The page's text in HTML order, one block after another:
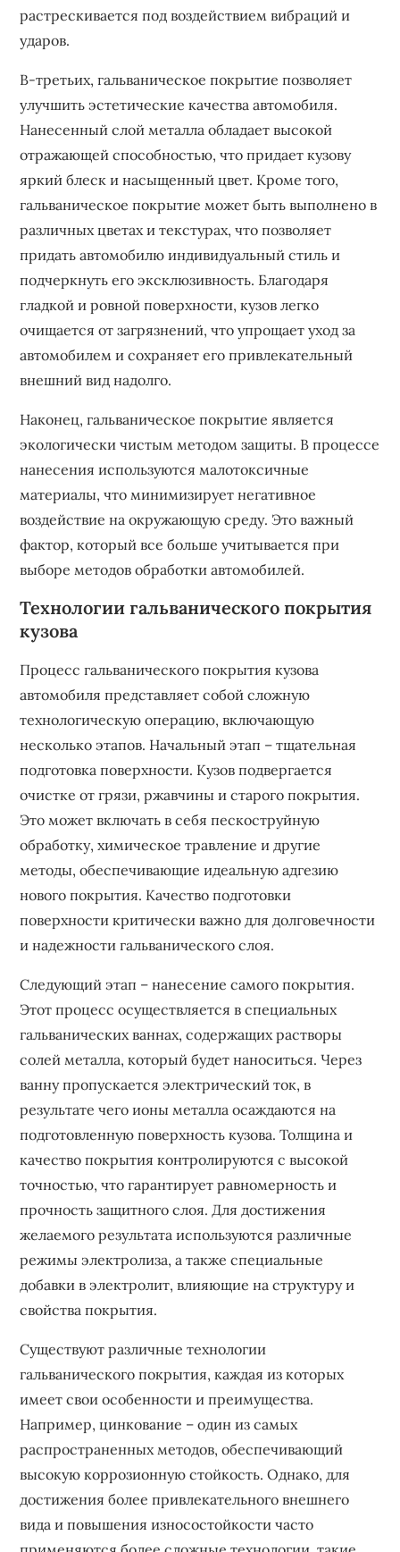
растрескивается под воздействием вибраций и
ударов.
В-третьих‚ гальваническое покрытие позволяет
улучшить эстетические качества автомобиля.
Нанесенный слой металла обладает высокой
отражающей способностью‚ что придает кузову
яркий блеск и насыщенный цвет. Кроме того‚
гальваническое покрытие может быть выполнено в
различных цветах и текстурах‚ что позволяет
придать автомобилю индивидуальный стиль и
подчеркнуть его эксклюзивность. Благодаря
гладкой и ровной поверхности‚ кузов легко
очищается от загрязнений‚ что упрощает уход за
автомобилем и сохраняет его привлекательный
внешний вид надолго.
Наконец‚ гальваническое покрытие является
экологически чистым методом защиты. В процессе
нанесения используются малотоксичные
материалы‚ что минимизирует негативное
воздействие на окружающую среду. Это важный
фактор‚ который все больше учитывается при
выборе методов обработки автомобилей.
Технологии гальванического покрытия
кузова
Процесс гальванического покрытия кузова
автомобиля представляет собой сложную
технологическую операцию‚ включающую
несколько этапов. Начальный этап – тщательная
подготовка поверхности. Кузов подвергается
очистке от грязи‚ ржавчины и старого покрытия.
Это может включать в себя пескоструйную
обработку‚ химическое травление и другие
методы‚ обеспечивающие идеальную адгезию
нового покрытия. Качество подготовки
поверхности критически важно для долговечности
и надежности гальванического слоя.
Следующий этап – нанесение самого покрытия.
Этот процесс осуществляется в специальных
гальванических ваннах‚ содержащих растворы
солей металла‚ который будет наноситься. Через
ванну пропускается электрический ток‚ в
результате чего ионы металла осаждаются на
подготовленную поверхность кузова. Толщина и
качество покрытия контролируются с высокой
точностью‚ что гарантирует равномерность и
прочность защитного слоя. Для достижения
желаемого результата используются различные
режимы электролиза‚ а также специальные
добавки в электролит‚ влияющие на структуру и
свойства покрытия.
Существуют различные технологии
гальванического покрытия‚ каждая из которых
имеет свои особенности и преимущества.
Например‚ цинкование – один из самых
распространенных методов‚ обеспечивающий
высокую коррозионную стойкость. Однако‚ для
достижения более привлекательного внешнего
вида и повышения износостойкости часто